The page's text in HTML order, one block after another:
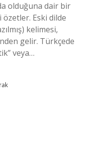
olduğuna dair bir
Eski dilde
kelimesi,
gelir. Türkçede
veya…